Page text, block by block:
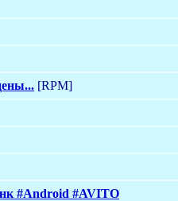
[RPM]
#Android #AVITO